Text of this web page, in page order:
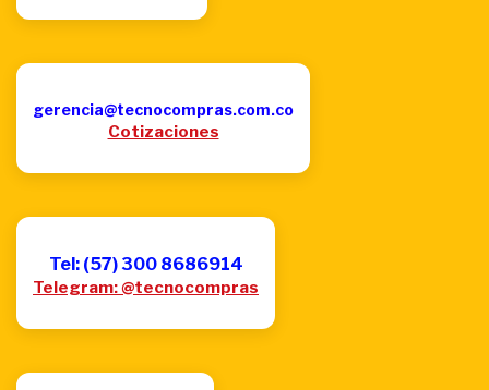
gerencia@tecnocompras.com.co
Cotizaciones
Tel: (57) 300 8686914
Telegram: @tecnocompras